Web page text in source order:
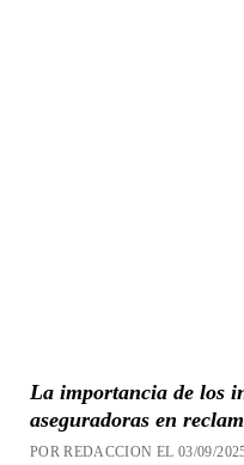
La importancia de los
aseguradoras en
POR REDACCION EL 03/09/